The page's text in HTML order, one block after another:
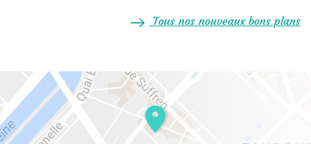
Tous nos nouveaux bons plans